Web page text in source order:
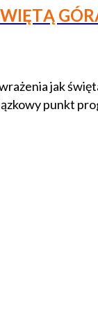
jak
punkt